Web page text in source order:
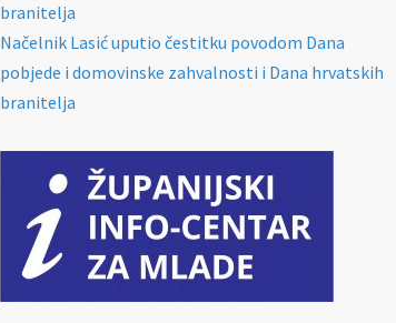
branitelja
Načelnik Lasić uputio čestitku povodom Dana
pobjede i domovinske zahvalnosti i Dana hrvatskih
branitelja